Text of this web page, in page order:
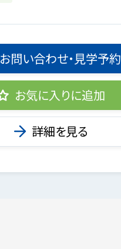
お問い合わせ・見学予約
お気に入りに追加
詳細を見る